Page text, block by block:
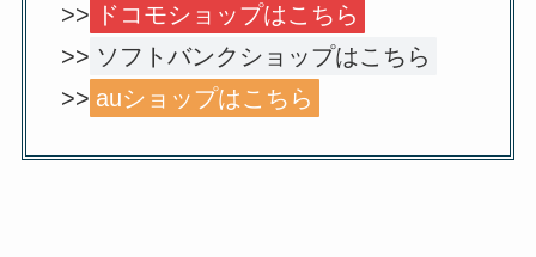
>> ドコモショップはこちら
>> ソフトバンクショップはこちら
>> auショップはこちら